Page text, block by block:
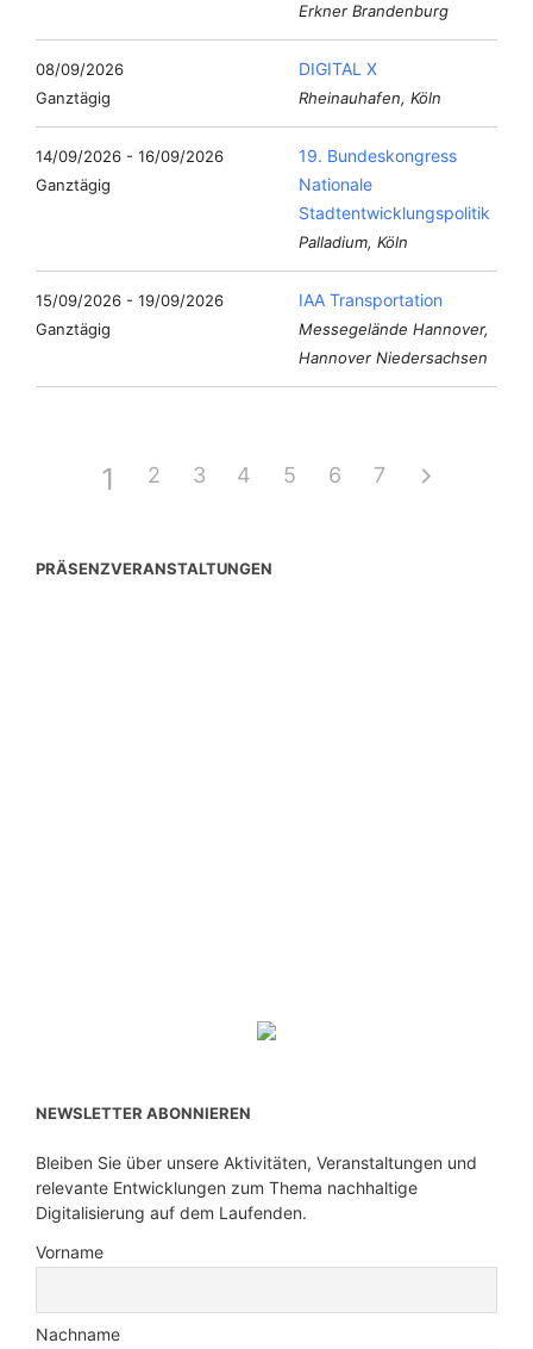
Erkner Brandenburg
08/09/2026
Ganztägig
DIGITAL X
Rheinauhafen, Köln
14/09/2026 - 16/09/2026
Ganztägig
19. Bundeskongress
Nationale
Stadtentwicklungspolitik
Palladium, Köln
15/09/2026 - 19/09/2026
Ganztägig
IAA Transportation
Messegelände Hannover,
Hannover Niedersachsen
1 2 3 4 5 6 7
PRÄSENZVERANSTALTUNGEN
NEWSLETTER ABONNIEREN
Bleiben Sie über unsere Aktivitäten, Veranstaltungen und
relevante Entwicklungen zum Thema nachhaltige
Digitalisierung auf dem Laufenden.
Vorname
Nachname